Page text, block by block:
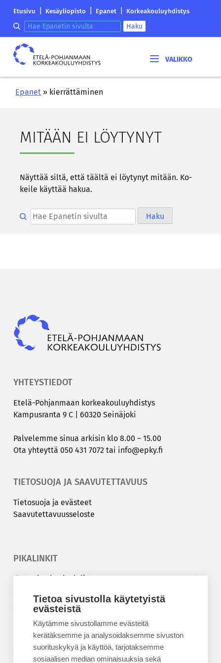
Tietoa sivustolla käytetyistä
evästeistä
Käytämme sivustollamme evästeitä
kerätäksemme ja analysoidaksemme sivuston
suorituskykyä ja käyttöä, tarjotaksemme
sosiaalisen median ominaisuuksia sekä
Etelä-
korkeakouluyhdistyksen
saapumissivu
Etusivu Kesäyliopisto Epanet Korkeakouluyhdistys
Hae epanetin sivulta Haku
Etelä-
Pohjanmaan
Epanet » kierrättäminen
MI­TÄÄN EI LÖY­TY­NYT
Näyt­tää siltä, että tääl­tä ei löy­ty­nyt mi­tään. Ko­
kei­le käyt­tää hakua.
Hae epanetin sivulta Haku
YHTEYSTIEDOT
Etelä-​Pohjanmaan kor­kea­kou­lu­yh­dis­tys
Kam­pus­ran­ta 9 C | 60320 Sei­nä­jo­ki
Pal­ve­lem­me sinua ar­ki­sin klo 8.00 – 15.00
Ota yh­teyt­tä 050 431 7072 tai info@epky.fi
TIETOSUOJA JA SAAVUTETTAVUUS
Tie­to­suo­ja ja eväs­teet
Saa­vu­tet­ta­vuus­se­los­te
PIKALINKIT
Korkeakouluyhdistys
Kesäyliopisto
Epanet
BLOGIT
Kesäyliopiston blogi